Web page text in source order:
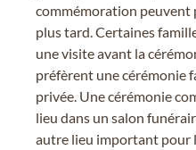
commémoration peuvent
plus tard. Certaines
une visite avant la
préfèrent une cérémonie
privée. Une cérémonie
lieu dans un salon
autre lieu important pour